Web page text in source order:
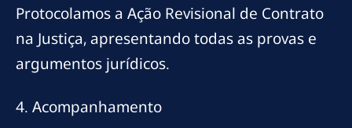
Protocolamos a Ação Revisional de Contrato
na Justiça, apresentando todas as provas e
argumentos jurídicos.
4. Acompanhamento